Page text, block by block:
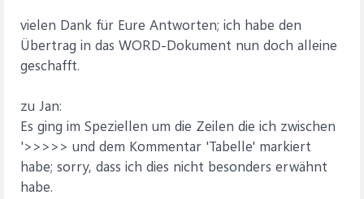
'>>>>>>>>>>>>>>>>>>>>>>>>>>>>>>>>>>>
>>>>>>>>>>>>>>>>>>>>>>>>>>>>>>>>>
Set rngTabelle =
Word.ActiveDocument.Bookmarks("B_Tabelle").Range
'von Formular Hinterlegungen nach WORD-Dokument
übertragen
strSQLHinter = "SELECT * FROM
vielen Dank für Eure Antworten; ich habe den
Übertrag in das WORD-Dokument nun doch alleine
geschafft.
zu Jan:
Es ging im Speziellen um die Zeilen die ich zwischen
'>>>>> und dem Kommentar 'Tabelle' markiert
habe; sorry, dass ich dies nicht besonders erwähnt
habe.